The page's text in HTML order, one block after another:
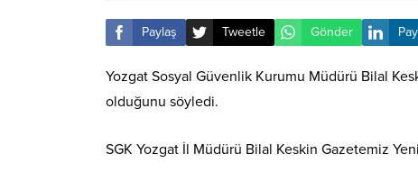
Paylaş Tweetle Gönder
Yozgat Sosyal Güvenlik Kurumu Müdürü Bilal
olduğunu söyledi.
SGK Yozgat İl Müdürü Bilal Keskin Gazetemiz